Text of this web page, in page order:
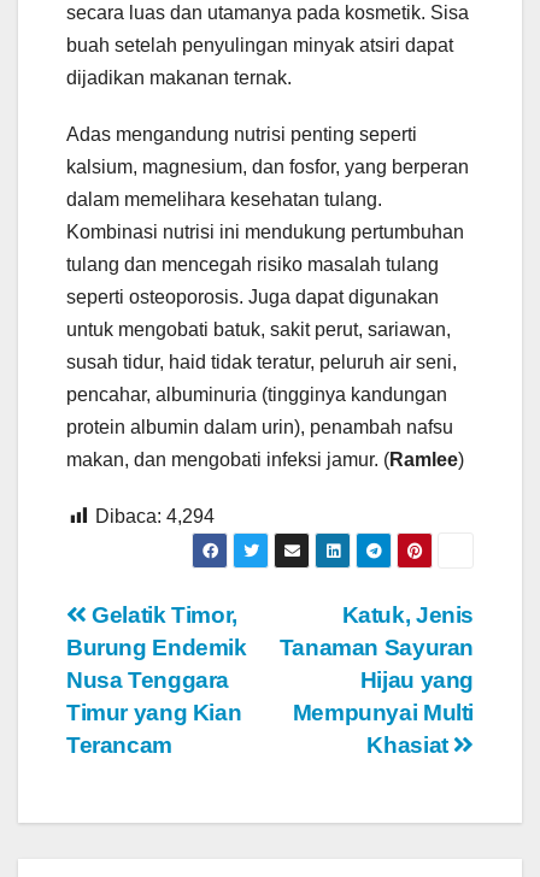
secara luas dan utamanya pada kosmetik. Sisa
buah setelah penyulingan minyak atsiri dapat
dijadikan makanan ternak.
Adas mengandung nutrisi penting seperti
kalsium, magnesium, dan fosfor, yang berperan
dalam memelihara kesehatan tulang.
Kombinasi nutrisi ini mendukung pertumbuhan
tulang dan mencegah risiko masalah tulang
seperti osteoporosis. Juga dapat digunakan
untuk mengobati batuk, sakit perut, sariawan,
susah tidur, haid tidak teratur, peluruh air seni,
pencahar, albuminuria (tingginya kandungan
protein albumin dalam urin), penambah nafsu
makan, dan mengobati infeksi jamur. (Ramlee)
Dibaca: 4,294
Navigasi
pos
Katuk, Jenis
Tanaman Sayuran
Hijau yang
Mempunyai Multi
Khasiat
Gelatik Timor,
Burung Endemik
Nusa Tenggara
Timur yang Kian
Terancam